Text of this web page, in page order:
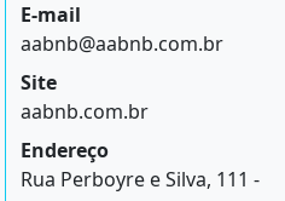
E-mail
aabnb@aabnb.com.br
Site
aabnb.com.br
Endereço
Rua Perboyre e Silva, 111 -